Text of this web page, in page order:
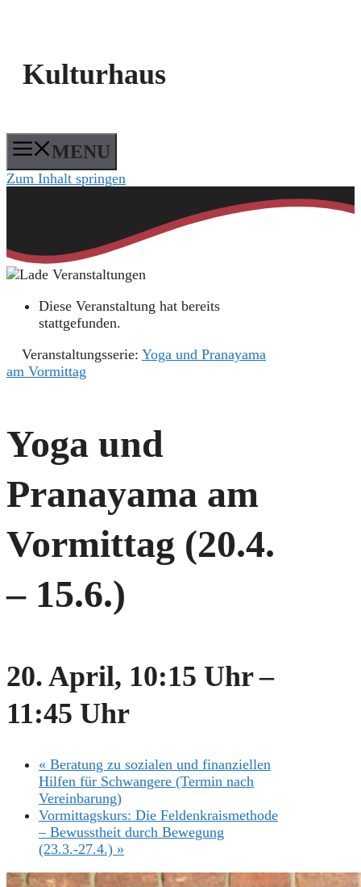
Kulturhaus
MENU
Zum Inhalt springen
Diese Veranstaltung hat bereits
stattgefunden.
Veranstaltungsserie: Yoga und Pranayama
am Vormittag
Yoga und
Pranayama am
Vormittag (20.4.
– 15.6.)
20. April, 10:15 Uhr–
11:45 Uhr
« Beratung zu sozialen und finanziellen
Hilfen für Schwangere (Termin nach
Vereinbarung)
Vormittagskurs: Die Feldenkraismethode
– Bewusstheit durch Bewegung
(23.3.-27.4.) »